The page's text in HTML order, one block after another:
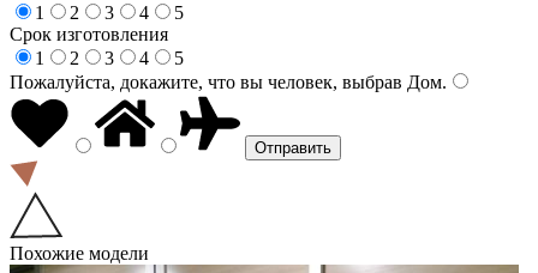
1
2 3 4
5
Срок изготовления
1
2 3 4
5
Пожалуйста, докажите, что вы человек, выбрав Дом.
Похожие модели